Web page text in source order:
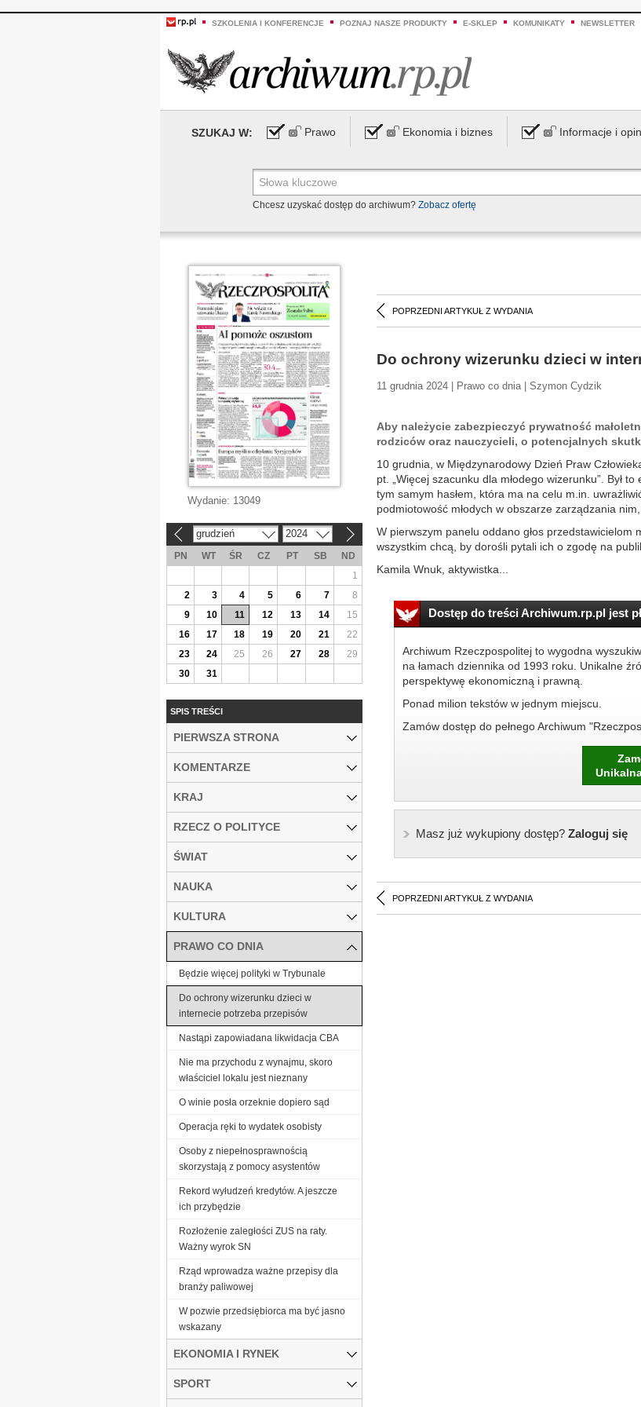
SZKOLENIA I KONFERENCJE POZNAJ NASZE PRODUKTY E-SKLEP KOMUNIKATY NEWSLETTER
SZUKAJ W: Prawo Ekonomia i biznes Informacje i
Chcesz uzyskać dostęp do archiwum? Zobacz ofertę
POPRZEDNI ARTYKUŁ Z WYDANIA
Do ochrony wizerunku dzieci w
11 grudnia 2024 | Prawo co dnia | Szymon Cydzik
Aby należycie zabezpieczyć prywatność
rodziców oraz nauczycieli, o potencjalnych
10 grudnia, w Międzynarodowy Dzień Praw
pt. „Więcej szacunku dla młodego wizerunku”. Był
tym samym hasłem, która ma na celu m.in.
podmiotowość młodych w obszarze zarządzania
W pierwszym panelu oddano głos przedstawicielom
wszystkim chcą, by dorośli pytali ich o zgodę na
Kamila Wnuk, aktywistka...
Dostęp do treści Archiwum.rp.pl jest
Archiwum Rzeczpospolitej to wygodna
na łamach dziennika od 1993 roku. Unikalne
perspektywę ekonomiczną i prawną.
Ponad milion tekstów w jednym miejscu.
Zamów dostęp do pełnego Archiwum
Masz już wykupiony dostęp?Zaloguj się
POPRZEDNI ARTYKUŁ Z WYDANIA
Wydanie: 13049
grudzień 2024
PN WT ŚR CZ PT SB
ND
1
2
3 4 5 6 7
8
9
10 11 12 13 14
15
16
17 18 19 20 21
22
23
24 25 26 27 28
29
30
31
SPIS TREŚCI
PIERWSZA STRONA
KOMENTARZE
KRAJ
RZECZ O POLITYCE
ŚWIAT
NAUKA
KULTURA
PRAWO CO DNIA
Będzie więcej polityki w Trybunale
Do ochrony wizerunku dzieci w
internecie potrzeba przepisów
Nastąpi zapowiadana likwidacja CBA
Nie ma przychodu z wynajmu, skoro
właściciel lokalu jest nieznany
O winie posła orzeknie dopiero sąd
Operacja ręki to wydatek osobisty
Osoby z niepełnosprawnością
skorzystają z pomocy asystentów
Rekord wyłudzeń kredytów. A jeszcze
ich przybędzie
Rozłożenie zaległości ZUS na raty.
Ważny wyrok SN
Rząd wprowadza ważne przepisy dla
branży paliwowej
W pozwie przedsiębiorca ma być jasno
wskazany
EKONOMIA I RYNEK
SPORT